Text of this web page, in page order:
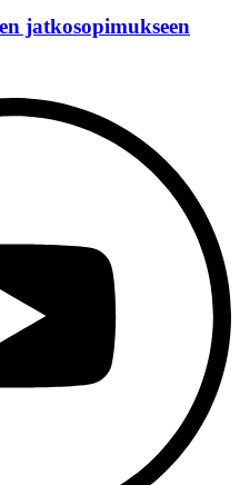
jatkosopimukseen